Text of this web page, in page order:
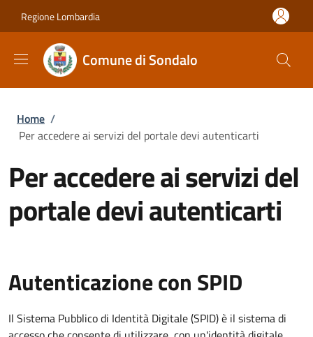
Regione Lombardia
Comune di Sondalo
Briciole di pane
Home /
Per accedere ai servizi del portale devi autenticarti
Per accedere ai servizi del
portale devi autenticarti
Autenticazione con SPID
Il Sistema Pubblico di Identità Digitale (SPID) è il sistema di